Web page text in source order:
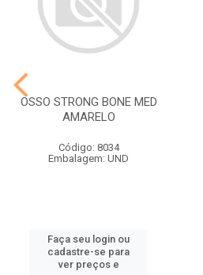
OSSO STRONG BONE MED
AMARELO
Código: 8034
Embalagem: UND
Faça seu login ou
cadastre-se para
ver preços e